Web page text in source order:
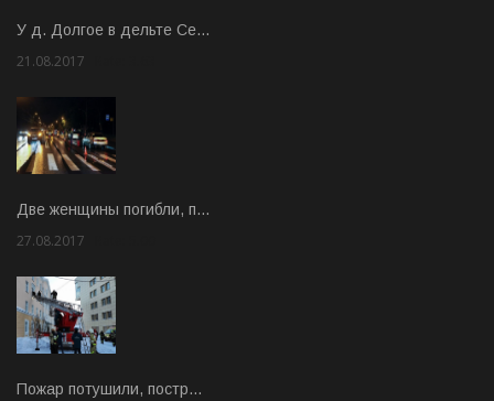
У д. Долгое в дельте Се…
21.08.2017
Две женщины погибли, п…
27.08.2017
Пожар потушили, постр…